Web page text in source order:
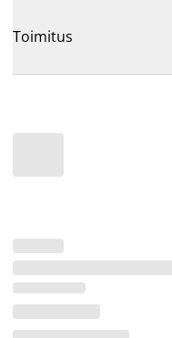
Toimitus